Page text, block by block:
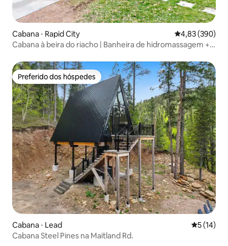
Cabana ⋅ Rapid City 4,83 de uma
4,83 (390)
Cabana à beira do riacho | Banheira de hidromassagem +
Preferido dos hóspedes
Preferido dos hóspedes
Cabana ⋅ Lead 5 de uma
5 (14)
Cabana Steel Pines na Maitland Rd.